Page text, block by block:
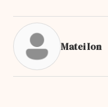
Matei Ion